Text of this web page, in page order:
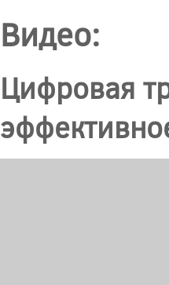
Видео:
Цифровая